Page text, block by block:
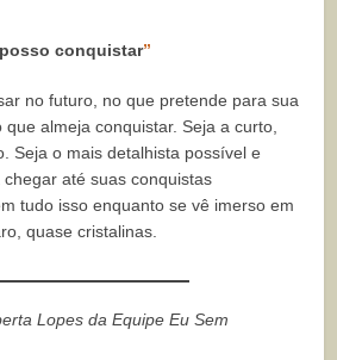
conquistar”
no futuro, no que pretende para sua
almeja conquistar. Seja a curto,
Seja o mais detalhista possível e
até suas conquistas
tudo isso enquanto se vê imerso em
quase cristalinas.
Lopes da Equipe Eu Sem